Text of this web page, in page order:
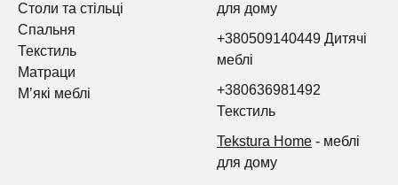
Столи та стільці
Спальня
Текстиль
Матраци
Мʼякі меблі
для дому
+380509140449 Дитячі
меблі
+380636981492
Текстиль
Tekstura Home - меблі
для дому